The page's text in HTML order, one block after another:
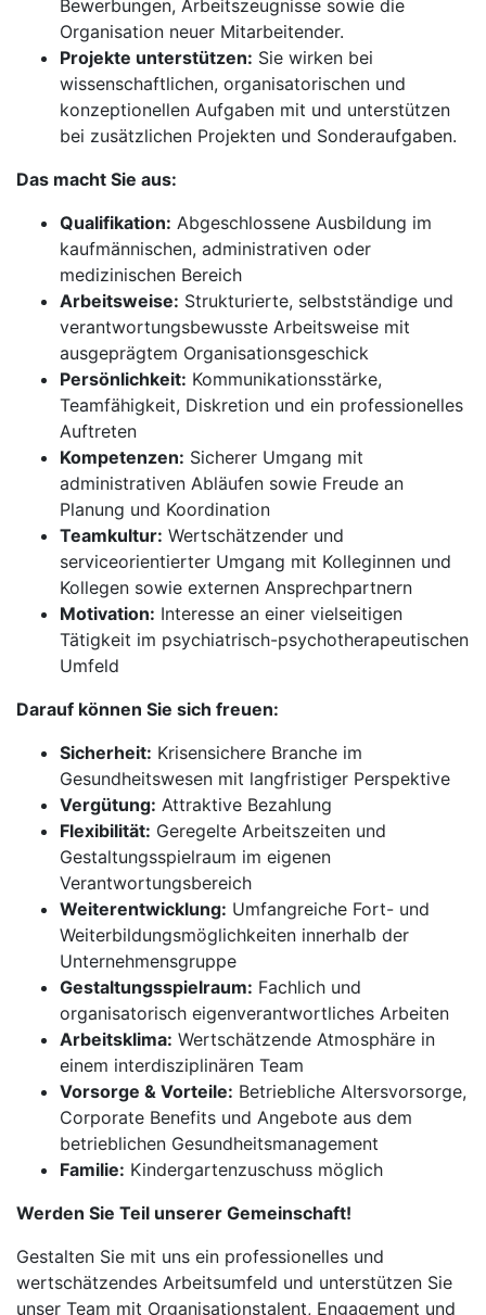
Bewerbungen, Arbeitszeugnisse sowie die
Organisation neuer Mitarbeitender.
Projekte unterstützen: Sie wirken bei
wissenschaftlichen, organisatorischen und
konzeptionellen Aufgaben mit und unterstützen
bei zusätzlichen Projekten und Sonderaufgaben.
Das macht Sie aus:
Qualifikation: Abgeschlossene Ausbildung im
kaufmännischen, administrativen oder
medizinischen Bereich
Arbeitsweise: Strukturierte, selbstständige und
verantwortungsbewusste Arbeitsweise mit
ausgeprägtem Organisationsgeschick
Persönlichkeit: Kommunikationsstärke,
Teamfähigkeit, Diskretion und ein professionelles
Auftreten
Kompetenzen: Sicherer Umgang mit
administrativen Abläufen sowie Freude an
Planung und Koordination
Teamkultur: Wertschätzender und
serviceorientierter Umgang mit Kolleginnen und
Kollegen sowie externen Ansprechpartnern
Motivation: Interesse an einer vielseitigen
Tätigkeit im psychiatrisch-psychotherapeutischen
Umfeld
Darauf können Sie sich freuen:
Sicherheit: Krisensichere Branche im
Gesundheitswesen mit langfristiger Perspektive
Vergütung: Attraktive Bezahlung
Flexibilität: Geregelte Arbeitszeiten und
Gestaltungsspielraum im eigenen
Verantwortungsbereich
Weiterentwicklung: Umfangreiche Fort- und
Weiterbildungsmöglichkeiten innerhalb der
Unternehmensgruppe
Gestaltungsspielraum: Fachlich und
organisatorisch eigenverantwortliches Arbeiten
Arbeitsklima: Wertschätzende Atmosphäre in
einem interdisziplinären Team
Vorsorge & Vorteile: Betriebliche Altersvorsorge,
Corporate Benefits und Angebote aus dem
betrieblichen Gesundheitsmanagement
Familie: Kindergartenzuschuss möglich
Werden Sie Teil unserer Gemeinschaft!
Gestalten Sie mit uns ein professionelles und
wertschätzendes Arbeitsumfeld und unterstützen Sie
unser Team mit Organisationstalent, Engagement und